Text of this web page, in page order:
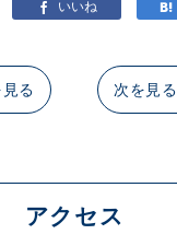
る 次を見る
アクセス